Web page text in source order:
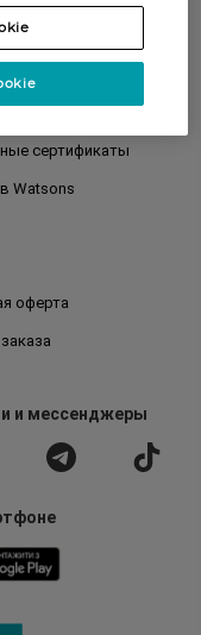
сертификаты
Watsons
оферта
и мессенджеры